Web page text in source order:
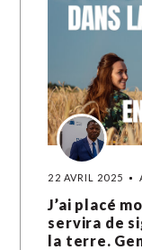
22 AVRIL 2025
J’ai placé
servira de
la terre.